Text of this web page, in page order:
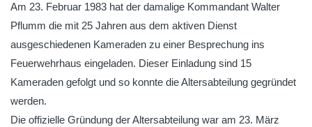
Am 23. Februar 1983 hat der damalige Kommandant Walter
Pflumm die mit 25 Jahren aus dem aktiven Dienst
ausgeschiedenen Kameraden zu einer Besprechung ins
Feuerwehrhaus eingeladen. Dieser Einladung sind 15
Kameraden gefolgt und so konnte die Altersabteilung gegründet
werden.
Die offizielle Gründung der Altersabteilung war am 23. März